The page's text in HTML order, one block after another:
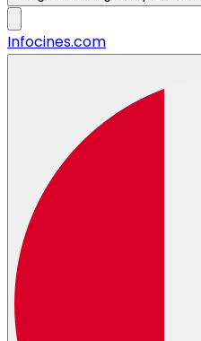
Infocines.com